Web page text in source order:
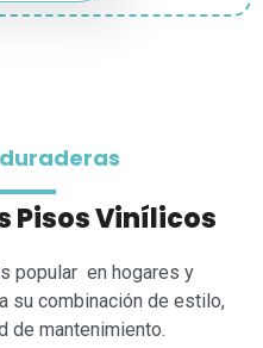
Pisos Vinílicos
popular en hogares y
su combinación de estilo,
de mantenimiento.